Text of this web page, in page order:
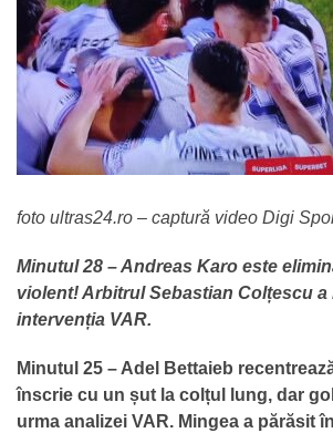
foto ultras24.ro – captură video Digi
Minutul 28 – Andreas Karo este
violent! Arbitrul Sebastian Colțescu a
intervenția VAR.
Minutul 25 – Adel Bettaieb
înscrie cu un șut la colțul lung, dar
urma analizei VAR. Mingea a părăsit